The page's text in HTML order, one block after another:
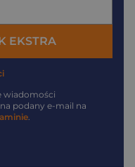
EKSTRA
wiadomości
podany e-mail na
.